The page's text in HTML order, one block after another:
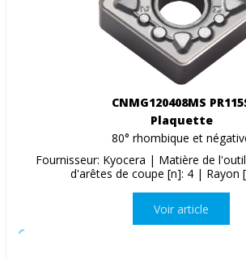
CNMG120408MS
Plaquette
80° rhombique et
Fournisseur: Kyocera | Matière de
d'arêtes de coupe [n]: 4 | Rayon
Voir article